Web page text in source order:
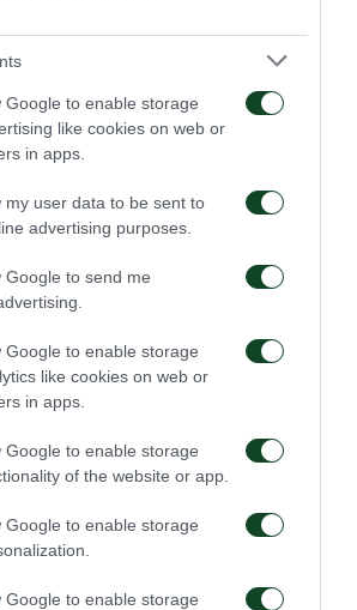
Google to enable storage
like cookies on web or
in apps.
my user data to be sent to
advertising purposes.
Google to send me
Google to enable storage
like cookies on web or
in apps.
Google to enable storage
of the website or app.
Google to enable storage
Google to enable storage